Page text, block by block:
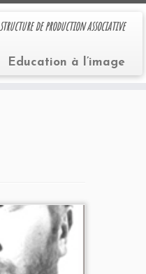
structure de production associative
Education à l’image